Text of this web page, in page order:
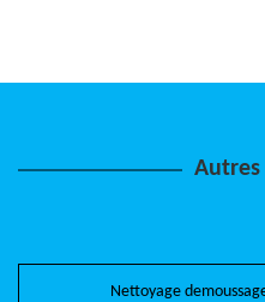
Autres
Nettoyage